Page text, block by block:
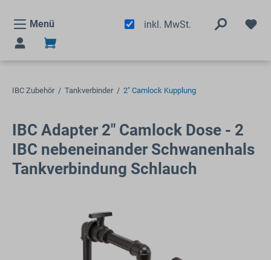
Menü
inkl. MwSt.
IBC Zubehör / Tankverbinder / 2" Camlock Kupplung
IBC Adapter 2" Camlock Dose - 2
IBC nebeneinander Schwanenhals
Tankverbindung Schlauch